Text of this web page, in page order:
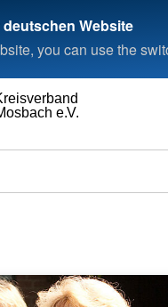
Website
you can use the
e.V.